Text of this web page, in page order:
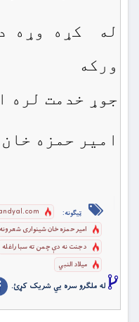
له کړه وړه
ورکه
جوړ خدمت لره
امیر حمزه
ټیګونه:
امیر حمزه خان شینواری شعرونه
د جنت نه دې چمن ته سبا راغله
ميلاد النبي
له ملگرو سره یي شریک کړئ.